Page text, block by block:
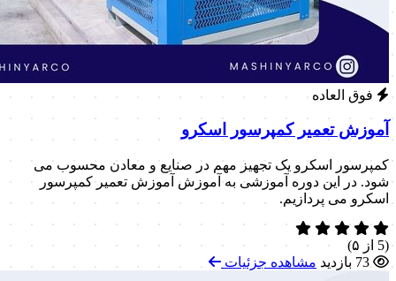
فوق العاده
آموزش تعمیر کمپرسور اسکرو
کمپرسور اسکرو یک تجهیز مهم در صنایع و معادن محسوب می
شود. در این دوره آموزشی به آموزش آموزش تعمیر کمپرسور
اسکرو می پردازیم.
(5 از ۵)
مشاهده جزئیات